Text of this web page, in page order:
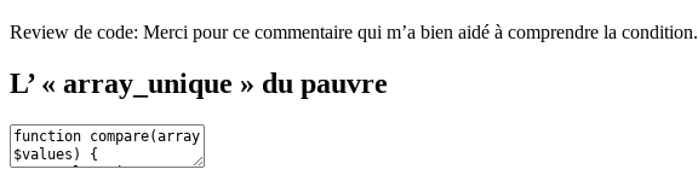
Review de code: Merci pour ce commentaire qui m’a bien aidé à comprendre la condition.
L’ « array_unique » du pauvre